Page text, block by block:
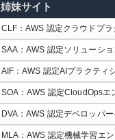
姉妹サイト
CLF：AWS 認定クラウドプ
SAA：AWS 認定ソリューショ
AIF：AWS 認定AIプラクティ
SOA：AWS 認定CloudOpsエ
DVA：AWS 認定デベロッパ
MLA：AWS 認定機械学習エ